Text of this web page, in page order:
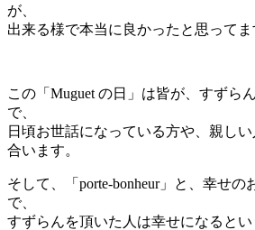
が、
出来る様で本当に良かったと思ってま
この「Muguet の日」は皆が、すずら
で、
日頃お世話になっている方や、親し
合います。
そして、「porte-bonheur」と、幸せ
で、
すずらんを頂いた人は幸せになるとい